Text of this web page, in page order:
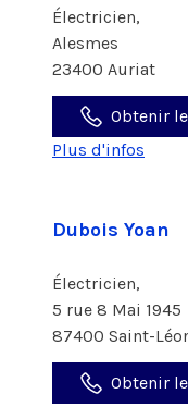
Électricien,
Alesmes
23400 Auriat
Obtenir
Plus d'infos
Dubois Yoan
Électricien,
5 rue 8 Mai 1945
87400 Saint-
Obtenir